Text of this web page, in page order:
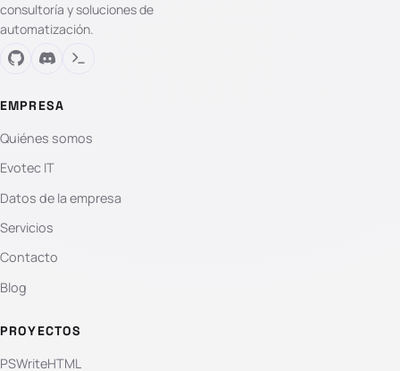
consultoría y soluciones de
automatización.
EMPRESA
Quiénes somos
Evotec IT
Datos de la empresa
Servicios
Contacto
Blog
PROYECTOS
PSWriteHTML